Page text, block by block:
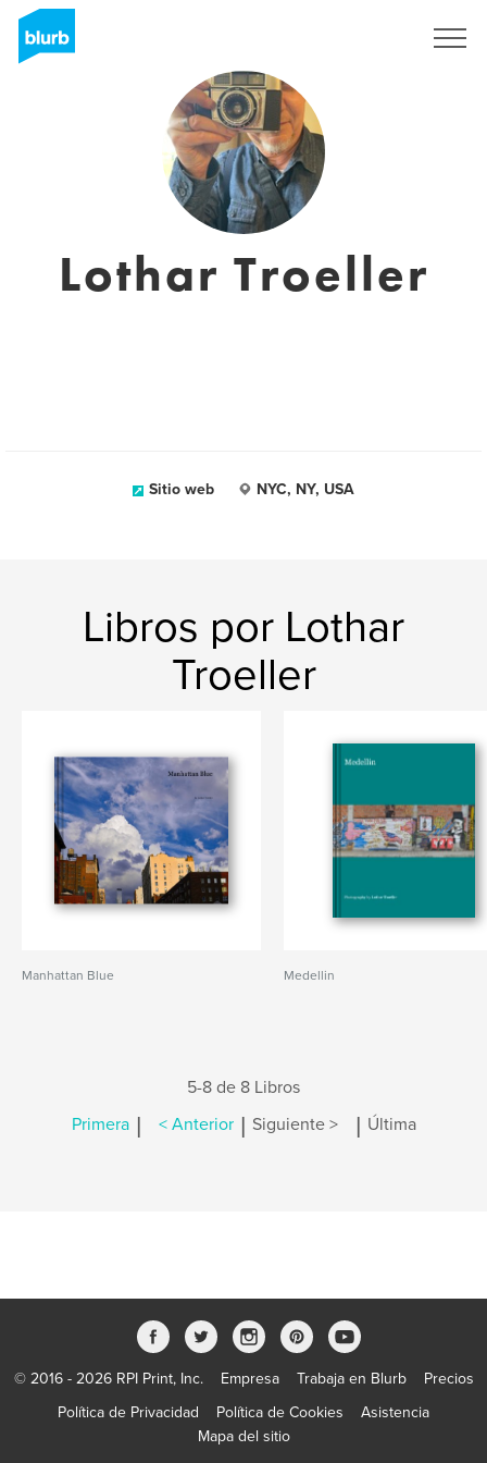
Lothar Troeller
Sitio web NYC, NY, USA
Libros por Lothar
Troeller
Manhattan Blue Medellin
5-8 de 8 Libros
Primera | < Anterior | Siguiente > | Última
© 2016 - 2026 RPI Print, Inc. Empresa Trabaja en Blurb
Precios
Política de Privacidad
Política de Cookies
Asistencia
Mapa del sitio